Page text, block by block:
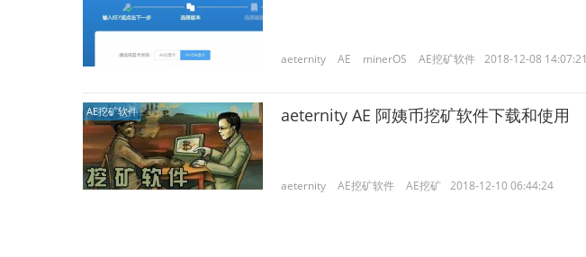
2018-12-08 14:07:21
aeternity AE minerOS AE挖矿软件
AE挖矿软件 aeternity AE 阿姨币挖矿软件下载和使用
2018-12-10 06:44:24
aeternity AE挖矿软件 AE挖矿